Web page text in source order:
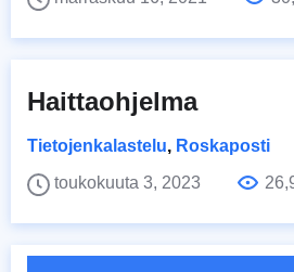
Haittaohjelma
Tietojenkalastelu, Roskaposti
toukokuuta 3, 2023